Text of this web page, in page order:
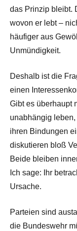
das Prinzip bleibt.
wovon er lebt –
häufiger aus
Unmündigkeit.
Deshalb ist die
einen
Gibt es überhaupt
unabhängig
ihren Bindungen
diskutieren bloß
Beide bleiben
Ich sage: Ihr
Ursache.
Parteien sind
die Bundeswehr